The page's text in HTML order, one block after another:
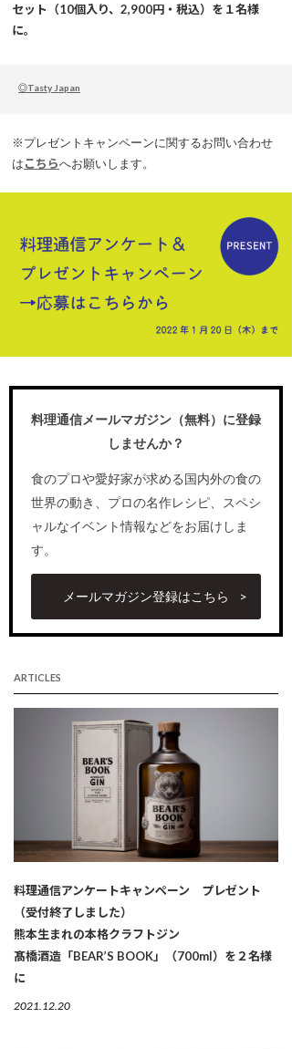
セット（10個入り、2,900円・税込）を１名様
に。
◎Tasty Japan
※プレゼントキャンペーンに関するお問い合わせ
はこちらへお願いします。
料理通信メールマガジン（無料）に登録
しませんか？
食のプロや愛好家が求める国内外の食の
世界の動き、プロの名作レシピ、スペシ
ャルなイベント情報などをお届けしま
す。
メールマガジン登録はこちら
ARTICLES
料理通信アンケートキャンペーン プレゼント
（受付終了しました）
熊本生まれの本格クラフトジン
髙橋酒造「BEAR’S BOOK」（700ml）を２名様
に
2021.12.20